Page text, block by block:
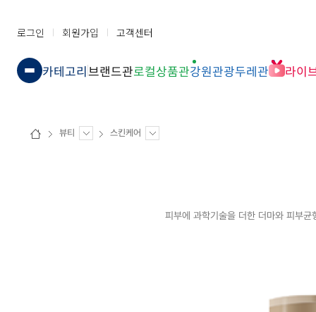
로그인 회원가입 고객센터
카테고리브랜드관로컬상품관강원관광두레관 라이
뷰티 스킨케어
피부에 과학기술을 더한 더마와 피부